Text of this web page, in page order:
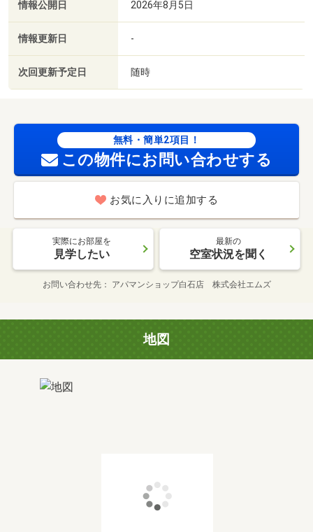
情報公開日 2026年8月5日
情報更新日 -
次回更新予定日 随時
無料・簡単2項目！
この物件にお問い合わせする
お気に入りに追加する
実際にお部屋を
見学したい
最新の
空室状況を聞く
お問い合わせ先 アパマンショップ白石店 株式会社エムズ
地図